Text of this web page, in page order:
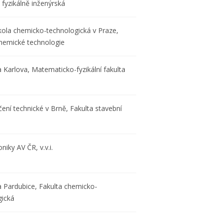
inženýrská
chemicko-technologická v Praze,
technologie
Karlova, Matematicko-fyzikální fakulta
technické v Brně, Fakulta stavební
AV ČR, v.v.i.
Pardubice, Fakulta chemicko-